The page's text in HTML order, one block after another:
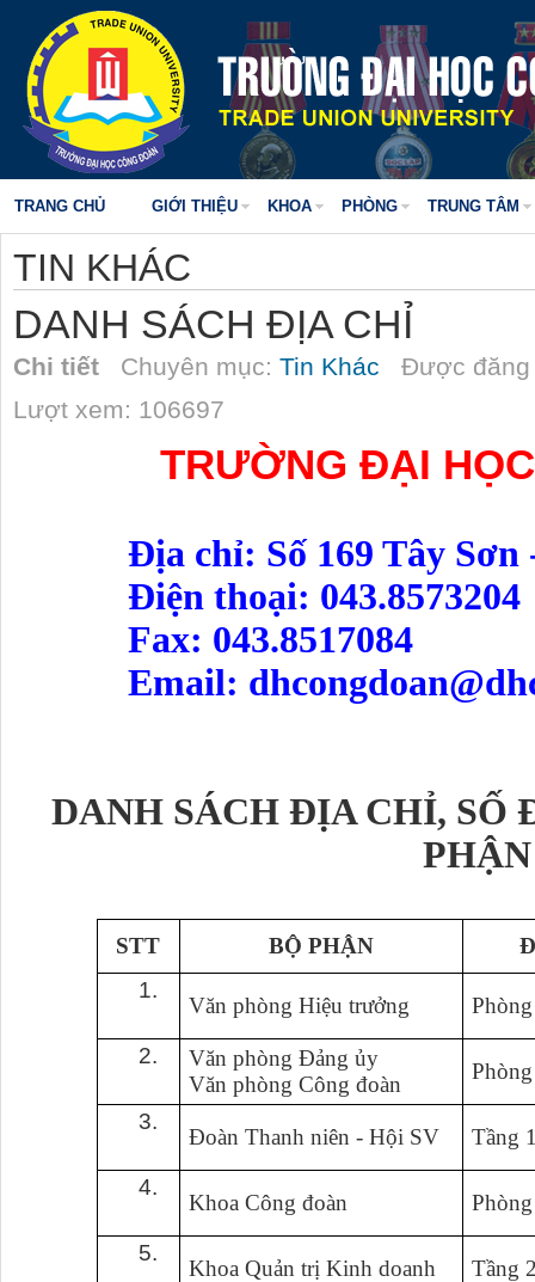
TRANG CHỦ GIỚI THIỆU KHOA PHÒNG TRUNG TÂM
TIN KHÁC
DANH SÁCH ĐỊA CHỈ
Chi tiết Chuyên mục: Tin Khác Được
Lượt xem: 106697
TRƯỜNG ĐẠI
Địa chỉ: Số 169 Tây
Điện thoại: 043.8573204
Fax: 043.8517084
Email:
DANH SÁCH ĐỊA CHỈ, SỐ
PHẬN
STT BỘ PHẬN
1.
Văn phòng Hiệu trưởng
2.
Văn phòng Đảng ủy
Văn phòng Công đoàn
3.
Đoàn Thanh niên - Hội SV
Tầng
4.
Khoa Công đoàn
5.
Khoa Quản trị Kinh doanh
Tầng